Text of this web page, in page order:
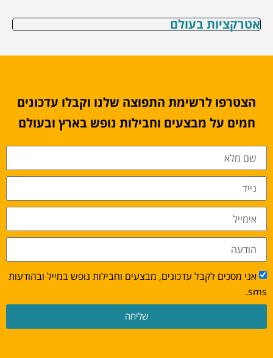
אטרקציות בעולם
הצטרפו לרשימת התפוצה שלנו וקבלו עדכונים
חמים על מבצעים וחבילות נופש בארץ ובעולם
אני מסכים לקבל עדכונים, מבצעים וחבילות נופש במייל ובהודעות
sms.
שליחה